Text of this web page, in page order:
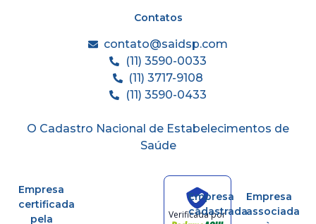
Contatos
contato@saidsp.com
(11) 3590-0033
(11) 3717-9108
(11) 3590-0433
O Cadastro Nacional de Estabelecimentos de
Saúde
Empresa
certificada
pela
Verificada por
Empresa
cadastrada
Empresa
associada